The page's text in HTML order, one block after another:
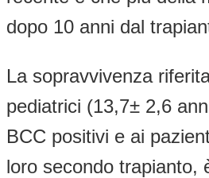
dopo 10 anni dal
La sopravvivenza
pediatrici (13,7± 2,6
BCC positivi e ai
loro secondo trapianto,